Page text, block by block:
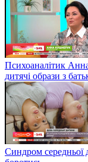
Психоаналітик
дитячі образи з
Синдром середньої